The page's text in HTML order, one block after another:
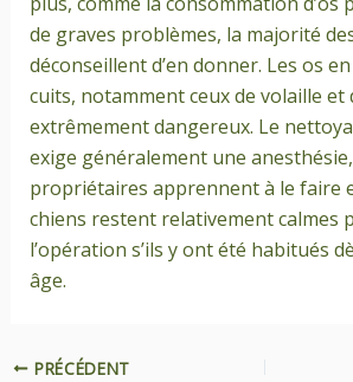
de graves problèmes, la majorité
déconseillent d’en donner. Les os
cuits, notamment ceux de volaille et
extrêmement dangereux. Le
exige généralement une
propriétaires apprennent à le faire
chiens restent relativement calmes
l’opération s’ils y ont été habitués
âge.
PRÉCÉDENT